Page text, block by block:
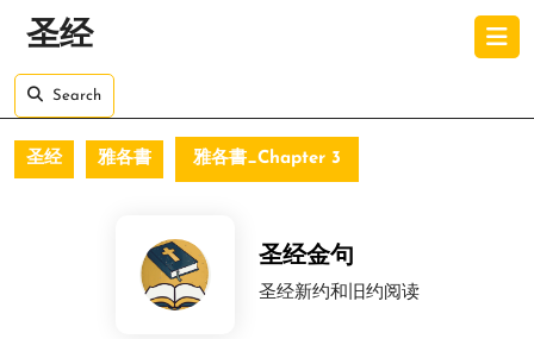
圣经
Search
圣经 雅各書 雅各書_Chapter 3
圣经金句
圣经新约和旧约阅读